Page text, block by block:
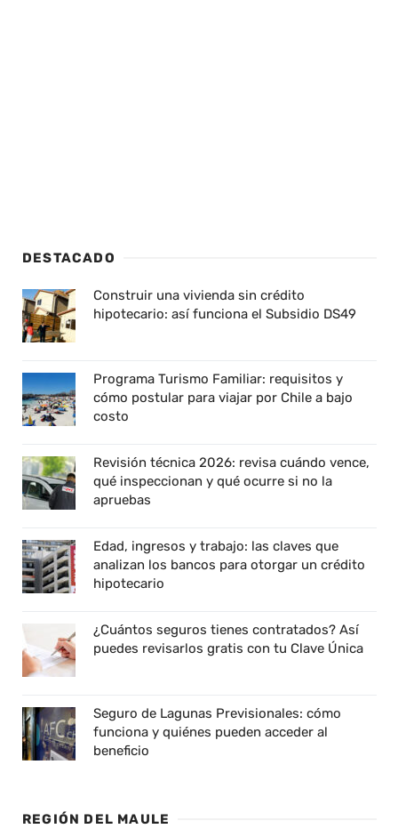
DESTACADO
Construir una vivienda sin crédito
hipotecario: así funciona el Subsidio DS49
Programa Turismo Familiar: requisitos y
cómo postular para viajar por Chile a bajo
costo
Revisión técnica 2026: revisa cuándo vence,
qué inspeccionan y qué ocurre si no la
apruebas
Edad, ingresos y trabajo: las claves que
analizan los bancos para otorgar un crédito
hipotecario
¿Cuántos seguros tienes contratados? Así
puedes revisarlos gratis con tu Clave Única
Seguro de Lagunas Previsionales: cómo
funciona y quiénes pueden acceder al
beneficio
REGIÓN DEL MAULE